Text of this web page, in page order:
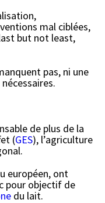
mal ciblées,
but not least,
pas, ni une
de plus de la
(GES), l’agriculture
européen, ont
pour objectif de
du lait.